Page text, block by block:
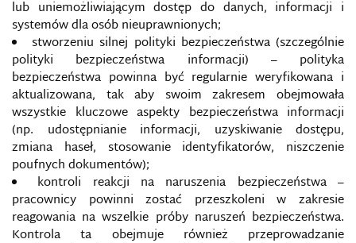
lub uniemożliwiającym dostęp do danych, informacji i
systemów dla osób nieuprawnionych;
stworzeniu silnej polityki bezpieczeństwa (szczególnie
polityki bezpieczeństwa informacji) – polityka
bezpieczeństwa powinna być regularnie weryfikowana i
aktualizowana, tak aby swoim zakresem obejmowała
wszystkie kluczowe aspekty bezpieczeństwa informacji
(np. udostępnianie informacji, uzyskiwanie dostępu,
zmiana haseł, stosowanie identyfikatorów, niszczenie
poufnych dokumentów);
kontroli reakcji na naruszenia bezpieczeństwa –
pracownicy powinni zostać przeszkoleni w zakresie
reagowania na wszelkie próby naruszeń bezpieczeństwa.
Kontrola ta obejmuje również przeprowadzanie
ELFY PRZECIWKO ROSYJSKIM INTERNETOWYM
TROLLOM
EUROPEJSKA AGENCJA BEZPIECZEŃSTWA SIECI I
INFORMACJI
EUVSDISINFO
FACEBOOK
FAKE NEWS